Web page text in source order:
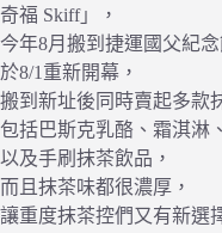
奇福 Skiff」，
今年8月搬到捷運國父紀
於8/1重新開幕，
搬到新址後同時賣起多款
包括巴斯克乳酪、霜淇淋
以及手刷抹茶飲品，
而且抹茶味都很濃厚，
讓重度抹茶控們又有新選